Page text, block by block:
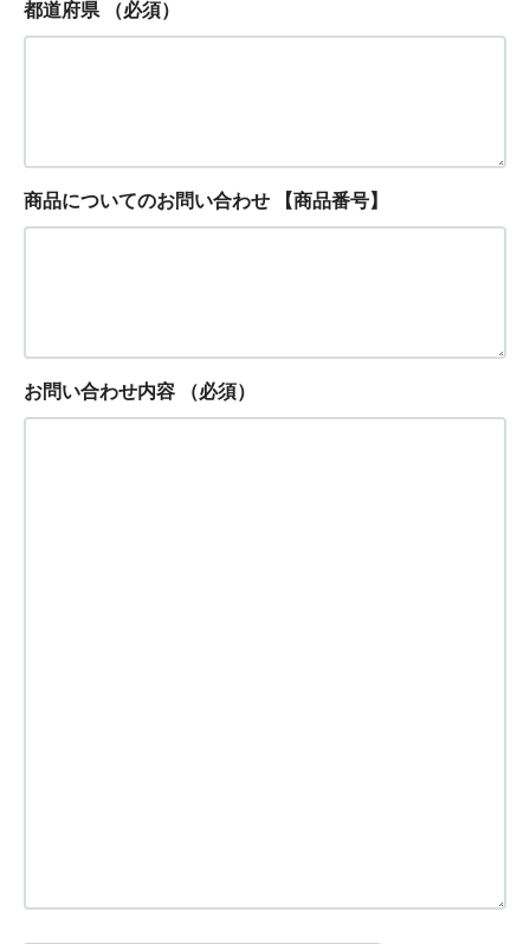
都道府県 （必須）
商品についてのお問い合わせ 【商品番号】
お問い合わせ内容 （必須）